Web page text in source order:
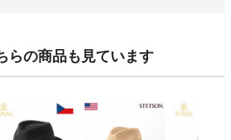
らの商品も見ています